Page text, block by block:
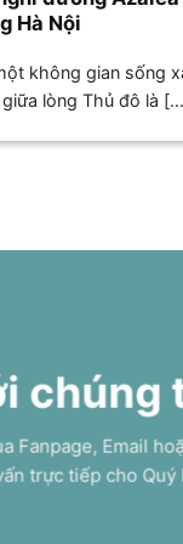
Hà Nội
không gian sống
lòng Thủ đô là
chúng
Fanpage, Email
trực tiếp cho Quý